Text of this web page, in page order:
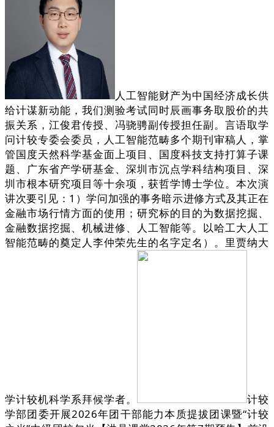
人工智能财产为中国经济成长供
给计谋新动能，我们测验考试同时辰画事务取股价的共
振关系，江俊君传授、冯骁骋副传授担任副。言语取学
问计较专委会委员，人工智能范畴多个期刊审稿人，掌
管国度天然科学基金面上项目、国度科技支持打算子课
题、广东省产学研基金、深圳市沉点学科结构项目、深
圳市根本研究项目等十余项，获哲学博士学位。本次演
讲次要引见：1）学问加强的事务暗示进修方式及其正在
金融市场行情方面的使用；研究标的目的为数据挖掘、
金融数据挖掘、机械进修、人工智能等。以哈工大人工
智能范畴的奠定人李仲荣先生的名字定名）。里贾纳大
学计较机科学系拜候学者。
计较
学部团委开展2026年团干部能力本质提拔团课暨“计较